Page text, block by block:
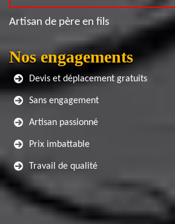
Artisan de père en fils
Nos engagements
Devis et déplacement gratuits
Sans engagement
Artisan passionné
Prix imbattable
Travail de qualité